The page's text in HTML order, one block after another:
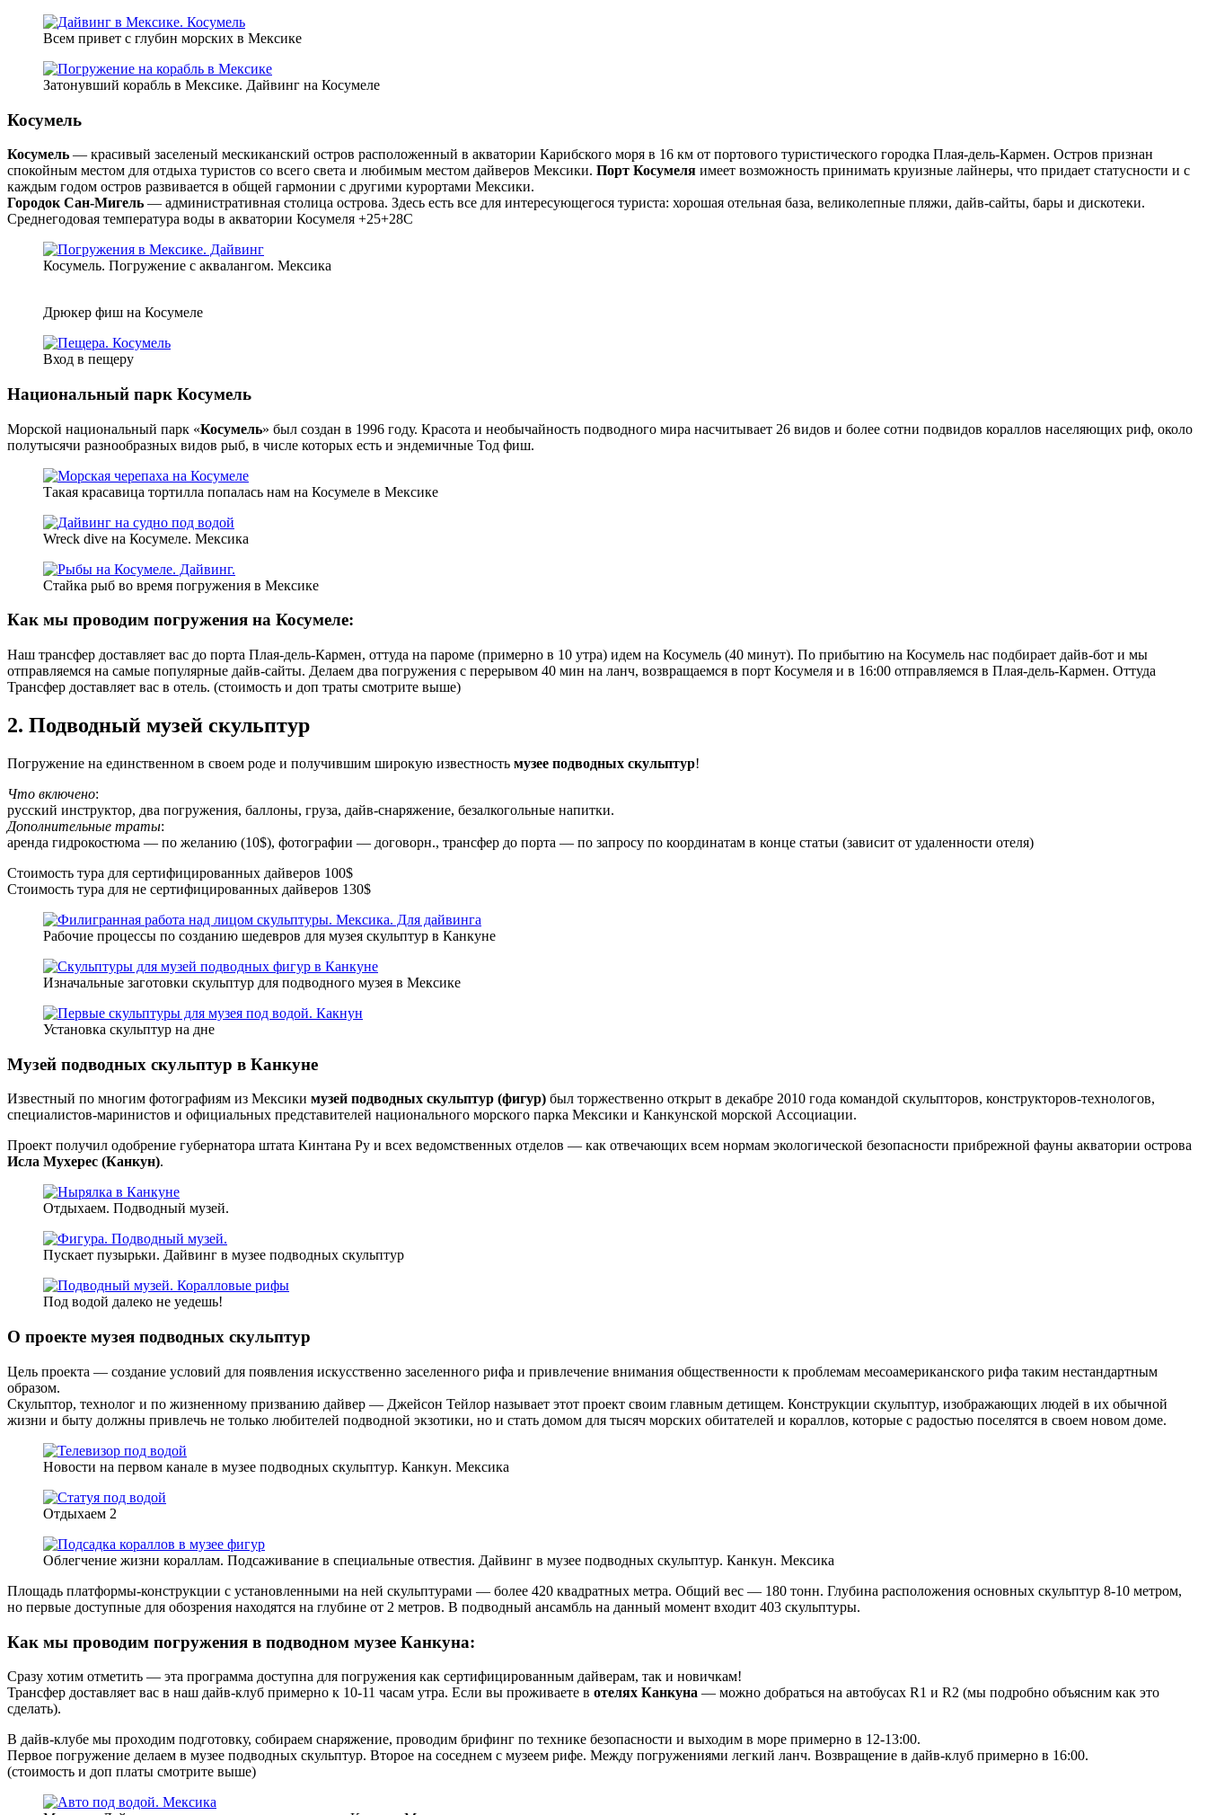
Всем привет с глубин морских в Мексике
Затонувший корабль в Мексике. Дайвинг на Косумеле
Косумель
Косумель — красивый заселеный мескиканский остров расположенный в акватории Карибского моря в 16 км от портового туристического городка Плая-дель-Кармен. Остров признан
спокойным местом для отдыха туристов со всего света и любимым местом дайверов Мексики. Порт Косумеля имеет возможность принимать круизные лайнеры, что придает статусности и с
каждым годом остров развивается в общей гармонии с другими курортами Мексики.
Городок Сан-Мигель — административная столица острова. Здесь есть все для интересующегося туриста: хорошая отельная база, великолепные пляжи, дайв-сайты, бары и дискотеки.
Среднегодовая температура воды в акватории Косумеля +25+28С
Косумель. Погружение с аквалангом. Мексика
Дрюкер фиш на Косумеле
Вход в пещеру
Национальный парк Косумель
Морской национальный парк «Косумель» был создан в 1996 году. Красота и необычайность подводного мира насчитывает 26 видов и более сотни подвидов кораллов населяющих риф, около
полутысячи разнообразных видов рыб, в числе которых есть и эндемичные Тод фиш.
Такая красавица тортилла попалась нам на Косумеле в Мексике
Wreck dive на Косумеле. Мексика
Стайка рыб во время погружения в Мексике
Как мы проводим погружения на Косумеле:
Наш трансфер доставляет вас до порта Плая-дель-Кармен, оттуда на пароме (примерно в 10 утра) идем на Косумель (40 минут). По прибытию на Косумель нас подбирает дайв-бот и мы
отправляемся на самые популярные дайв-сайты. Делаем два погружения с перерывом 40 мин на ланч, возвращаемся в порт Косумеля и в 16:00 отправляемся в Плая-дель-Кармен. Оттуда
Трансфер доставляет вас в отель. (стоимость и доп траты смотрите выше)
2. Подводный музей скульптур
Погружение на единственном в своем роде и получившим широкую известность музее подводных скульптур!
Что включено:
русский инструктор, два погружения, баллоны, груза, дайв-снаряжение, безалкогольные напитки.
Дополнительные траты:
аренда гидрокостюма — по желанию (10$), фотографии — договорн., трансфер до порта — по запросу по координатам в конце статьи (зависит от удаленности отеля)
Стоимость тура для сертифицированных дайверов 100$
Стоимость тура для не сертифицированных дайверов 130$
Рабочие процессы по созданию шедевров для музея скульптур в Канкуне
Изначальные заготовки скульптур для подводного музея в Мексике
Установка скульптур на дне
Музей подводных скульптур в Канкуне
Известный по многим фотографиям из Мексики музей подводных скульптур (фигур) был торжественно открыт в декабре 2010 года командой скульпторов, конструкторов-технологов,
специалистов-маринистов и официальных представителей национального морского парка Мексики и Канкунской морской Ассоциации.
Проект получил одобрение губернатора штата Кинтана Ру и всех ведомственных отделов — как отвечающих всем нормам экологической безопасности прибрежной фауны акватории острова
Исла Мухерес (Канкун).
Отдыхаем. Подводный музей.
Пускает пузырьки. Дайвинг в музее подводных скульптур
Под водой далеко не уедешь!
О проекте музея подводных скульптур
Цель проекта — создание условий для появления искусственно заселенного рифа и привлечение внимания общественности к проблемам месоамериканского рифа таким нестандартным
образом.
Скульптор, технолог и по жизненному призванию дайвер — Джейсон Тейлор называет этот проект своим главным детищем. Конструкции скульптур, изображающих людей в их обычной
жизни и быту должны привлечь не только любителей подводной экзотики, но и стать домом для тысяч морских обитателей и кораллов, которые с радостью поселятся в своем новом доме.
Новости на первом канале в музее подводных скульптур. Канкун. Мексика
Отдыхаем 2
Облегчение жизни кораллам. Подсаживание в специальные отвестия. Дайвинг в музее подводных скульптур. Канкун. Мексика
Площадь платформы-конструкции с установленными на ней скульптурами — более 420 квадратных метра. Общий вес — 180 тонн. Глубина расположения основных скульптур 8-10 метром,
но первые доступные для обозрения находятся на глубине от 2 метров. В подводный ансамбль на данный момент входит 403 скульптуры.
Как мы проводим погружения в подводном музее Канкуна:
Сразу хотим отметить — эта программа доступна для погружения как сертифицированным дайверам, так и новичкам!
Трансфер доставляет вас в наш дайв-клуб примерно к 10-11 часам утра. Если вы проживаете в отелях Канкуна — можно добраться на автобусах R1 и R2 (мы подробно объясним как это
сделать).
В дайв-клубе мы проходим подготовку, собираем снаряжение, проводим брифинг по технике безопасности и выходим в море примерно в 12-13:00.
Первое погружение делаем в музее подводных скульптур. Второе на соседнем с музеем рифе. Между погружениями легкий ланч. Возвращение в дайв-клуб примерно в 16:00.
(стоимость и доп платы смотрите выше)